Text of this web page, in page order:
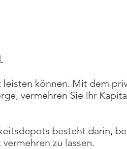
leisten können. Mit dem
vermehren Sie Ihr
besteht darin,
zu lassen.